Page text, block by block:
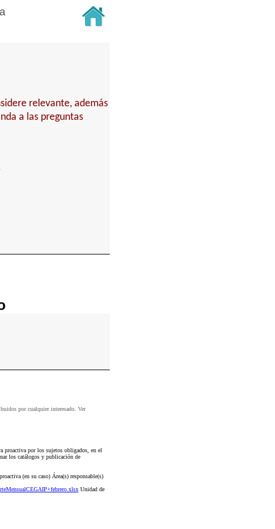
relevante, además
a las preguntas
por cualquier interesado. Ver
proactiva por los sujetos obligados, en el
los catálogos y publicación de
(en su caso) Área(s) responsable(s)
Unidad de